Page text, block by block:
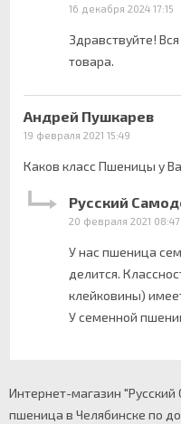
16 декабря 2024 17:15
Здравствуйте!
товара.
Андрей Пушкарев
19 февраля 2021 15:49
Каков класс Пшеницы у
Русский
20 февраля 2021 08:47
У нас пшеница
делится.
клейковины)
У семенной
Интернет-магазин
пшеница в Челябинске по